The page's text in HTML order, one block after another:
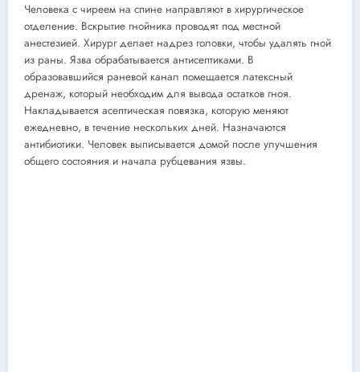
Человека с чиреем на спине направляют в хирургическое
отделение. Вскрытие гнойника проводят под местной
анестезией. Хирург делает надрез головки, чтобы удалять гной
из раны. Язва обрабатывается антисептиками. В
образовавшийся раневой канал помещается латексный
дренаж, который необходим для вывода остатков гноя.
Накладывается асептическая повязка, которую меняют
ежедневно, в течение нескольких дней. Назначаются
антибиотики. Человек выписывается домой после улучшения
общего состояния и начала рубцевания язвы.